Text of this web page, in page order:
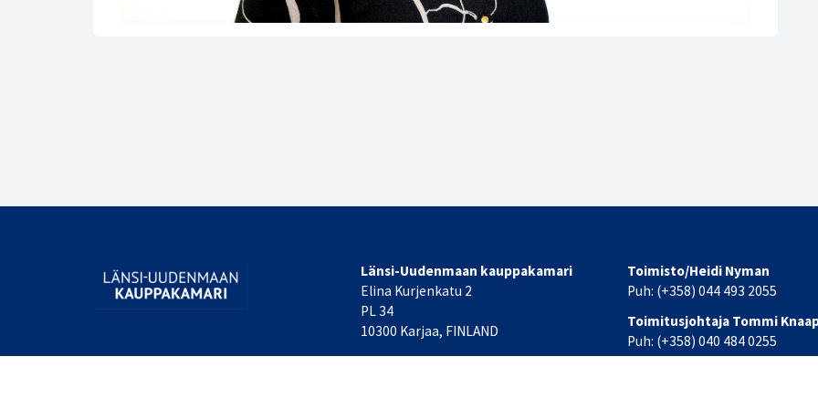
Länsi-Uudenmaan kauppakamari
Elina Kurjenkatu 2
PL 34
10300 Karjaa, FINLAND
Laajemmat yhteystiedot
Toimisto/Heidi Nyman
Puh: (+358) 044 493 2055
Toimitusjohtaja Tommi
Puh: (+358) 040 484 0255